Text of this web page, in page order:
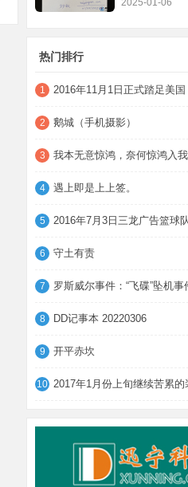
2025-01-06
热门排行
1 2016年11月1日正式踏足美国
2 鹅城（手机摄影）
3 我本无意惊鸿，奈何惊鸿入我
4 遇上即是上上签。
5 2016年7月3日三龙广告篮球
6 守土有责
7 罗斯威尔事件：“飞碟”坠机
8 DD记事本 20220306
9 开平赤坎
10 2017年1月份上旬继续苦累的